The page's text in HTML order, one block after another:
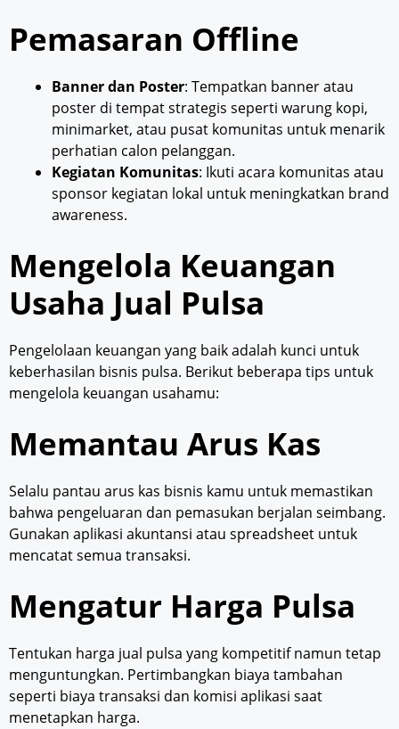
Pemasaran Offline
Banner dan Poster: Tempatkan banner atau
poster di tempat strategis seperti warung kopi,
minimarket, atau pusat komunitas untuk menarik
perhatian calon pelanggan.
Kegiatan Komunitas: Ikuti acara komunitas atau
sponsor kegiatan lokal untuk meningkatkan brand
awareness.
Mengelola Keuangan
Usaha Jual Pulsa
Pengelolaan keuangan yang baik adalah kunci untuk
keberhasilan bisnis pulsa. Berikut beberapa tips untuk
mengelola keuangan usahamu:
Memantau Arus Kas
Selalu pantau arus kas bisnis kamu untuk memastikan
bahwa pengeluaran dan pemasukan berjalan seimbang.
Gunakan aplikasi akuntansi atau spreadsheet untuk
mencatat semua transaksi.
Mengatur Harga Pulsa
Tentukan harga jual pulsa yang kompetitif namun tetap
menguntungkan. Pertimbangkan biaya tambahan
seperti biaya transaksi dan komisi aplikasi saat
menetapkan harga.